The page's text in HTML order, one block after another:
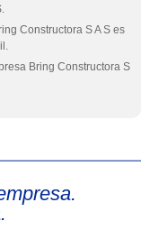
Constructora S A S es
Bring Constructora S